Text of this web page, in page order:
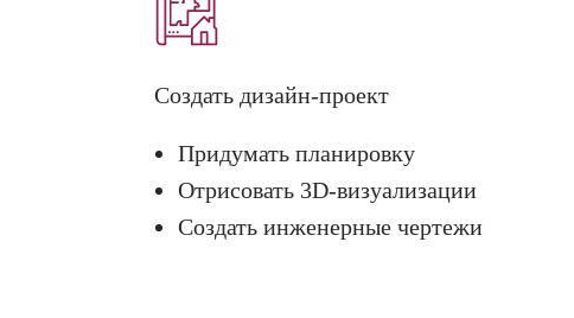
Создать дизайн-проект
Придумать планировку
Отрисовать 3D-визуализации
Создать инженерные чертежи